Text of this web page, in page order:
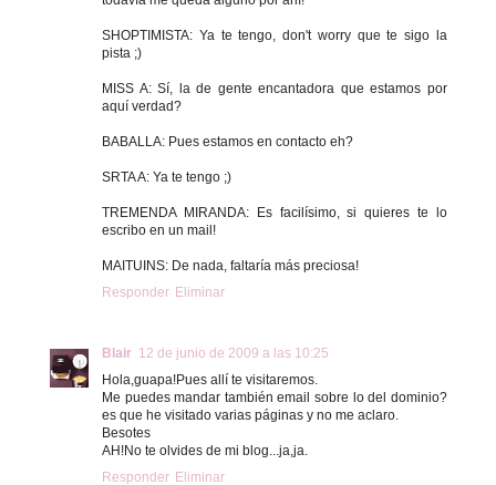
SHOPTIMISTA: Ya te tengo, don't worry que te sigo la
pista ;)
MISS A: Sí, la de gente encantadora que estamos por
aquí verdad?
BABALLA: Pues estamos en contacto eh?
SRTA A: Ya te tengo ;)
TREMENDA MIRANDA: Es facilísimo, si quieres te lo
escribo en un mail!
MAITUINS: De nada, faltaría más preciosa!
Responder Eliminar
Blair 12 de junio de 2009 a las 10:25
Hola,guapa!Pues allí te visitaremos.
Me puedes mandar también email sobre lo del dominio?
es que he visitado varias páginas y no me aclaro.
Besotes
AH!No te olvides de mi blog...ja,ja.
Responder Eliminar